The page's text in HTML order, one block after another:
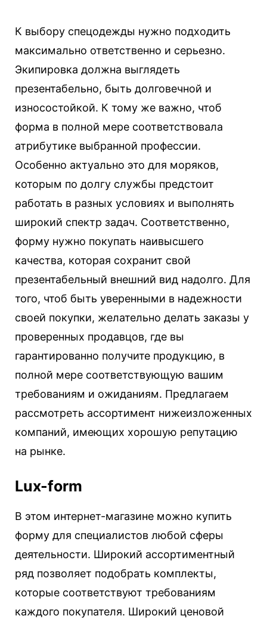
К выбору спецодежды нужно подходить
максимально ответственно и серьезно.
Экипировка должна выглядеть
презентабельно, быть долговечной и
износостойкой. К тому же важно, чтоб
форма в полной мере соответствовала
атрибутике выбранной профессии.
Особенно актуально это для моряков,
которым по долгу службы предстоит
работать в разных условиях и выполнять
широкий спектр задач. Соответственно,
форму нужно покупать наивысшего
качества, которая сохранит свой
презентабельный внешний вид надолго. Для
того, чтоб быть уверенными в надежности
своей покупки, желательно делать заказы у
проверенных продавцов, где вы
гарантированно получите продукцию, в
полной мере соответствующую вашим
требованиям и ожиданиям. Предлагаем
рассмотреть ассортимент нижеизложенных
компаний, имеющих хорошую репутацию
на рынке.
Lux-form
В этом интернет-магазине можно купить
форму для специалистов любой сферы
деятельности. Широкий ассортиментный
ряд позволяет подобрать комплекты,
которые соответствуют требованиям
каждого покупателя. Широкий ценовой